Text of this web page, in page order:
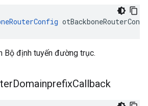
Bộ định tuyến đường trục.
DomainprefixCallback